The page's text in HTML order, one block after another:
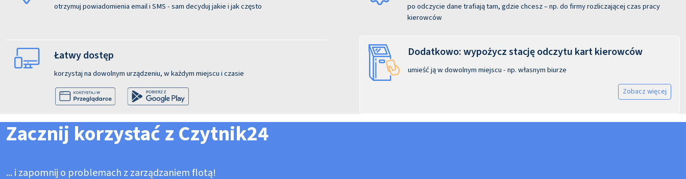
otrzymuj powiadomienia email i SMS - sam decyduj jakie i jak często
po odczycie dane trafiają tam, gdzie chcesz – np. do firmy rozliczającej czas pracy
kierowców
Łatwy dostęp
korzystaj na dowolnym urządzeniu, w każdym miejscu i czasie
Dodatkowo: wypożycz stację odczytu kart kierowców
umieść ją w dowolnym miejscu - np. własnym biurze
Zobacz więcej
Zacznij korzystać z Czytnik24
... i zapomnij o problemach z zarządzaniem flotą!